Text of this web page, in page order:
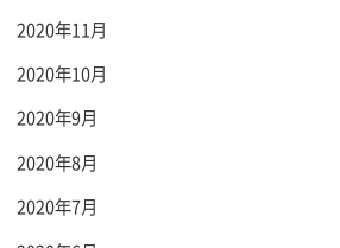
2020年11月
2020年10月
2020年9月
2020年8月
2020年7月